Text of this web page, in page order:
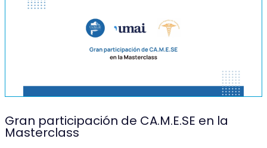
Gran participación de CA.M.E.SE en la
Masterclass